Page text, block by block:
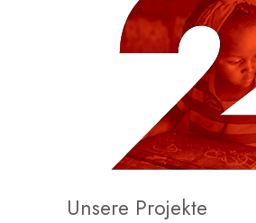
Unsere Projekte